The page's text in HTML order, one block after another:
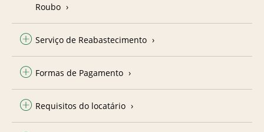
Roubo
Serviço de Reabastecimento
Formas de Pagamento
Requisitos do locatário